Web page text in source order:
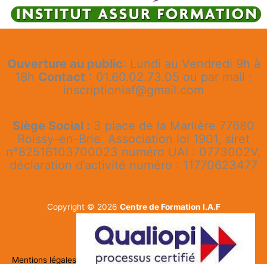
Ouverture au public: Lundi au Vendredi 9h à
18h Contact : 01.60.02.73.05 ou par mail :
inscriptioniaf@gmail.com
Siège Social : 3 place de la Marlière 77680
Roissy-en-Brie. Association loi 1901, siret
n°82516103700023 numéro UAI : 0773002V,
déclaration d’activité numéro : 11770623477
Copyright © 2026 Centre de Formation I.A.F
Mentions légales